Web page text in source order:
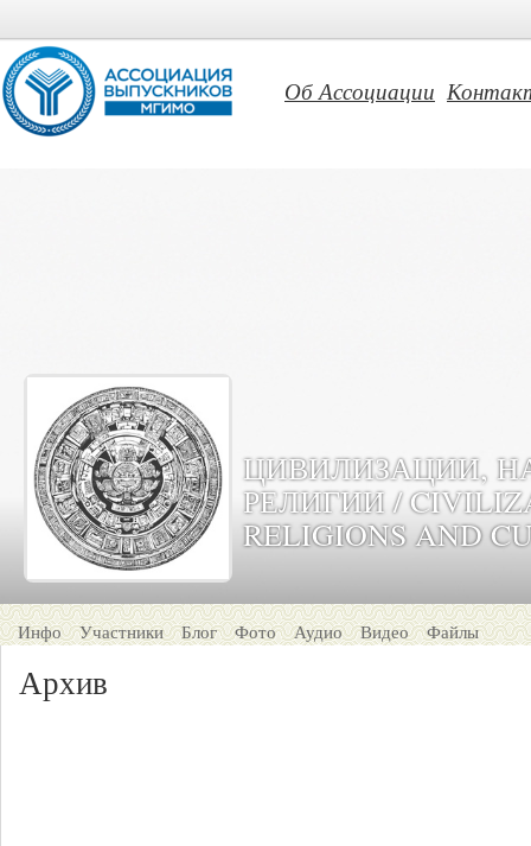
Об Ассоциации
ЦИВИЛИЗАЦИИ,
РЕЛИГИИ /
RELIGIONS AND
Инфо Участники Блог Фото Аудио Видео Файлы
Архив